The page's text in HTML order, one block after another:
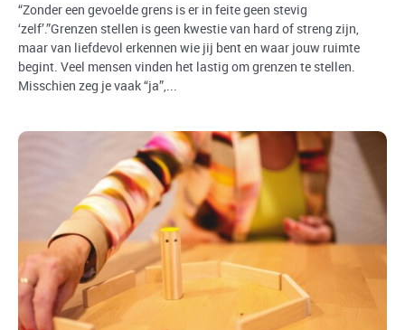
“Zonder een gevoelde grens is er in feite geen stevig
‘zelf’.”Grenzen stellen is geen kwestie van hard of streng zijn,
maar van liefdevol erkennen wie jij bent en waar jouw ruimte
begint. Veel mensen vinden het lastig om grenzen te stellen.
Misschien zeg je vaak “ja”,...